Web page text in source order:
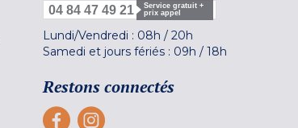
04 84 47 49 21
Service gratuit +
prix appel
Lundi/Vendredi : 08h / 20h
Samedi et jours fériés : 09h / 18h
Restons connectés